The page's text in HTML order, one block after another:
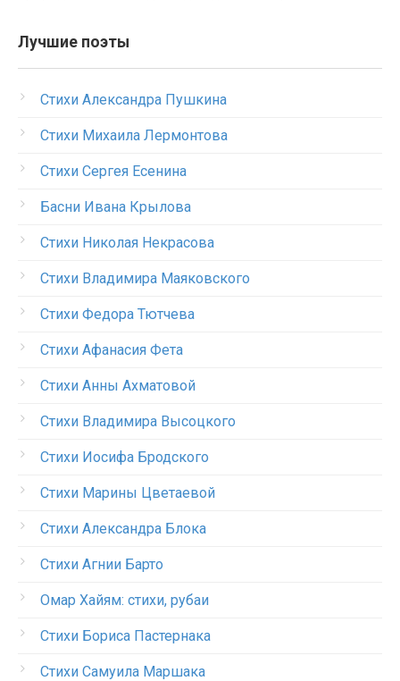
Лучшие поэты
Стихи Александра Пушкина
Стихи Михаила Лермонтова
Стихи Сергея Есенина
Басни Ивана Крылова
Стихи Николая Некрасова
Стихи Владимира Маяковского
Стихи Федора Тютчева
Стихи Афанасия Фета
Стихи Анны Ахматовой
Стихи Владимира Высоцкого
Стихи Иосифа Бродского
Стихи Марины Цветаевой
Стихи Александра Блока
Стихи Агнии Барто
Омар Хайям: стихи, рубаи
Стихи Бориса Пастернака
Стихи Самуила Маршака